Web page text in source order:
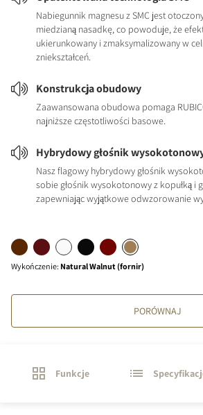
Nabiegunnik magnesu z SMC jest
miedzianą nasadkę, co powoduje, że
ukierunkowany i zmaksymalizowany w
zniekształceń.
Konstrukcja obudowy
Zaawansowana obudowa pomaga
najniższe częstotliwości basowe.
Hybrydowy głośnik
Nasz flagowy hybrydowy głośnik
sobie głośnik wysokotonowy z kopułką i
zapewniając wyjątkowe odwzorowanie
Wykończenie: Natural Walnut (fornir)
PORÓWNAJ
Funkcje